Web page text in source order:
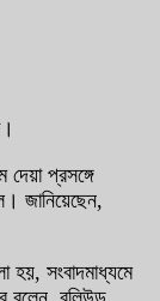
প্রসঙ্গে
জানিয়েছেন,
হয়, সংবাদমাধ্যমে